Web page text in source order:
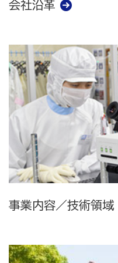
会社沿革
事業内容／技術領域